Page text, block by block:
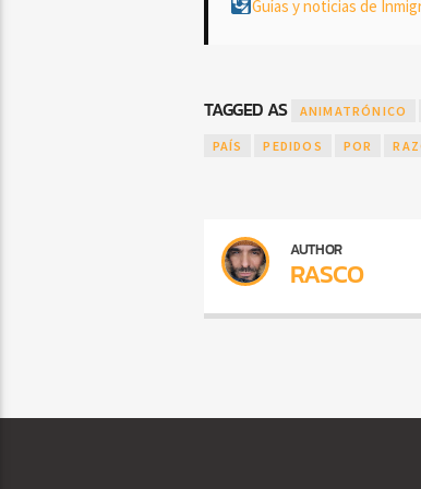
Guías y noticias de
TAGGED AS ANIMATRÓNICO
PAÍS PEDIDOS POR
AUTHOR
RASCO